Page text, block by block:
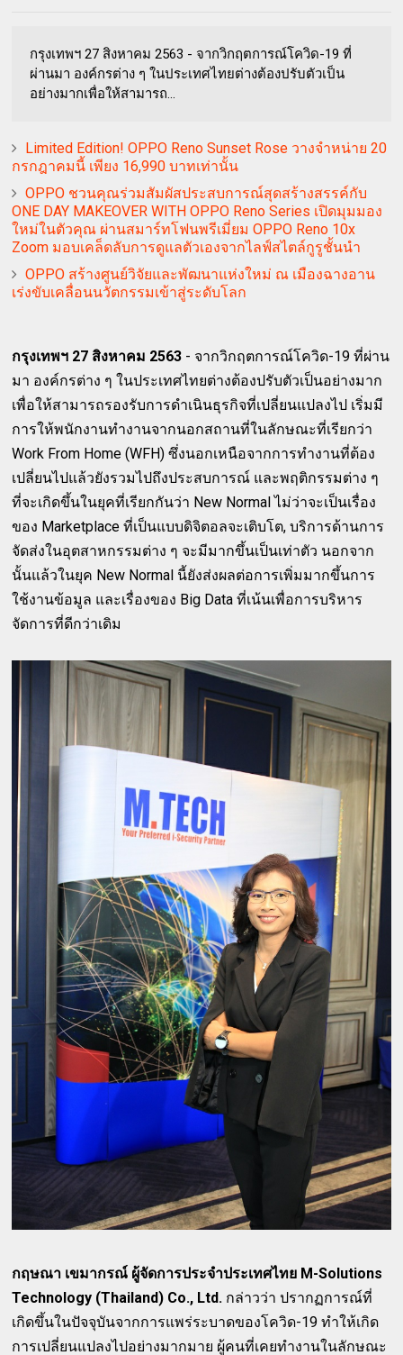
กรุงเทพฯ 27 สิงหาคม 2563 - จากวิกฤตการณ์โควิด-19 ที่
ผ่านมา องค์กรต่าง ๆ ในประเทศไทยต่างต้องปรับตัวเป็น
อย่างมากเพื่อให้สามารถ...
Limited Edition! OPPO Reno Sunset Rose วางจำหน่าย 20
กรกฎาคมนี้ เพียง 16,990 บาทเท่านั้น
OPPO ชวนคุณร่วมสัมผัสประสบการณ์สุดสร้างสรรค์กับ
ONE DAY MAKEOVER WITH OPPO Reno Series เปิดมุมมอง
ใหม่ในตัวคุณ ผ่านสมาร์ทโฟนพรีเมี่ยม OPPO Reno 10x
Zoom มอบเคล็ดลับการดูแลตัวเองจากไลฟ์สไตล์กูรูชั้นนำ
OPPO สร้างศูนย์วิจัยและพัฒนาแห่งใหม่ ณ เมืองฉางอาน
เร่งขับเคลื่อนนวัตกรรมเข้าสู่ระดับโลก
กรุงเทพฯ 27 สิงหาคม 2563 - จากวิกฤตการณ์โควิด-19 ที่ผ่าน
มา องค์กรต่าง ๆ ในประเทศไทยต่างต้องปรับตัวเป็นอย่างมาก
เพื่อให้สามารถรองรับการดำเนินธุรกิจที่เปลี่ยนแปลงไป เริ่มมี
การให้พนักงานทำงานจากนอกสถานที่ในลักษณะที่เรียกว่า
Work From Home (WFH) ซึ่งนอกเหนือจากการทำงานที่ต้อง
เปลี่ยนไปแล้วยังรวมไปถึงประสบการณ์ และพฤติกรรมต่าง ๆ
ที่จะเกิดขึ้นในยุคที่เรียกกันว่า New Normal ไม่ว่าจะเป็นเรื่อง
ของ Marketplace ที่เป็นแบบดิจิตอลจะเติบโต, บริการด้านการ
จัดส่งในอุตสาหกรรมต่าง ๆ จะมีมากขึ้นเป็นเท่าตัว นอกจาก
นั้นแล้วในยุค New Normal นี้ยังส่งผลต่อการเพิ่มมากขึ้นการ
ใช้งานข้อมูล และเรื่องของ Big Data ที่เน้นเพื่อการบริหาร
จัดการที่ดีกว่าเดิม
กฤษณา เขมากรณ์ ผู้จัดการประจำประเทศไทย M-Solutions
Technology (Thailand) Co., Ltd. กล่าวว่า ปรากฏการณ์ที่
เกิดขึ้นในปัจจุบันจากการแพร่ระบาดของโควิด-19 ทำให้เกิด
การเปลี่ยนแปลงไปอย่างมากมาย ผู้คนที่เคยทำงานในลักษณะ